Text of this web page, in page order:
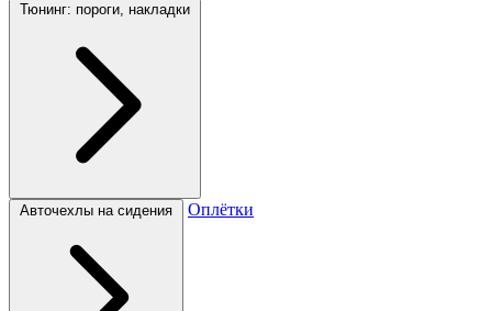
Тюнинг: пороги, накладки
Авточехлы на сидения Оплётки